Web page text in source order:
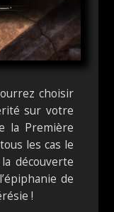
choisir
sur votre
la Première
les cas le
découverte
de
!